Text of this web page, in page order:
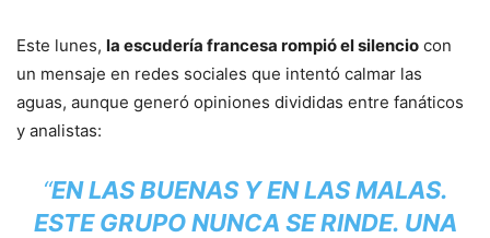
Este lunes, la escudería francesa rompió el silencio con
un mensaje en redes sociales que intentó calmar las
aguas, aunque generó opiniones divididas entre fanáticos
y analistas:
“EN LAS BUENAS Y EN LAS MALAS.
ESTE GRUPO NUNCA SE RINDE. UNA